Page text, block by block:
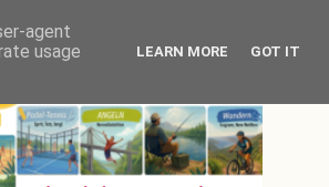
agent
usage
LEARN MORE GOT IT